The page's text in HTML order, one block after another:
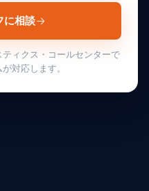
に相談
ィクス・コールセンターで
対応します。